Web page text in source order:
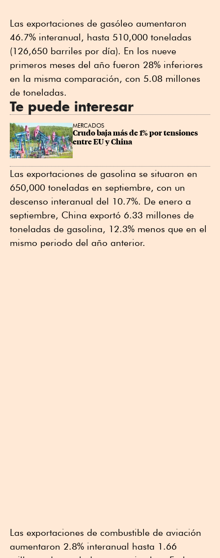
Las exportaciones de gasóleo aumentaron
46.7% interanual, hasta 510,000 toneladas
(126,650 barriles por día). En los nueve
primeros meses del año fueron 28% inferiores
en la misma comparación, con 5.08 millones
de toneladas.
Te puede interesar
MERCADOS
Crudo baja más de 1% por tensiones
entre EU y China
Las exportaciones de gasolina se situaron en
650,000 toneladas en septiembre, con un
descenso interanual del 10.7%. De enero a
septiembre, China exportó 6.33 millones de
toneladas de gasolina, 12.3% menos que en el
mismo periodo del año anterior.
Las exportaciones de combustible de aviación
aumentaron 2.8% interanual hasta 1.66